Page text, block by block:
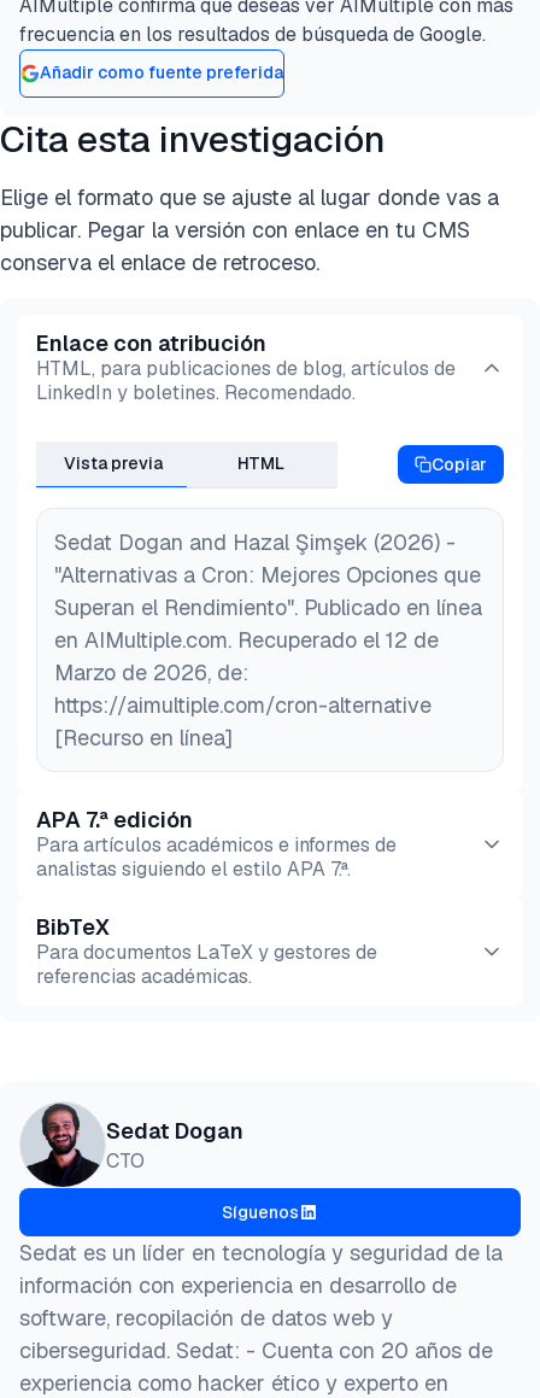
frecuencia en los resultados de búsqueda de Google.
Añadir como fuente preferida
Cita esta investigación
Elige el formato que se ajuste al lugar donde vas a
publicar. Pegar la versión con enlace en tu CMS
conserva el enlace de retroceso.
Enlace con atribución
HTML, para publicaciones de blog, artículos de
LinkedIn y boletines. Recomendado.
Vista previa HTML Copiar
Sedat Dogan and Hazal Şimşek (2026) -
"Alternativas a Cron: Mejores Opciones que
Superan el Rendimiento". Publicado en línea
en AIMultiple.com. Recuperado el 12 de
Marzo de 2026, de:
https://aimultiple.com/cron-alternative
[Recurso en línea]
APA 7.ª edición
Para artículos académicos e informes de
analistas siguiendo el estilo APA 7.ª.
Vista previa HTML
BibTeX
Para documentos LaTeX y gestores de
referencias académicas.
@misc{dogan2026,
  author = {Dogan, Sedat and Şimşek, Hazal},
title  = {{Alternativas a Cron: Mejores
  year   = {2026},
howpublished    = {\url{https://aimultiple.com/
note   = {AIMultiple. Recuperado el 12 de Marzo
}
Sedat Dogan
CTO
Síguenos
Sedat es un líder en tecnología y seguridad de la
información con experiencia en desarrollo de
software, recopilación de datos web y
ciberseguridad. Sedat: - Cuenta con 20 años de
experiencia como hacker ético y experto en